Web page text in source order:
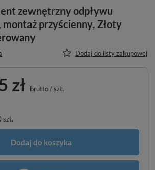
zewnętrzny odpływu
przyścienny, Złoty
Dodaj do listy zakupowej
zł brutto/szt.
szt.
Dodaj do koszyka